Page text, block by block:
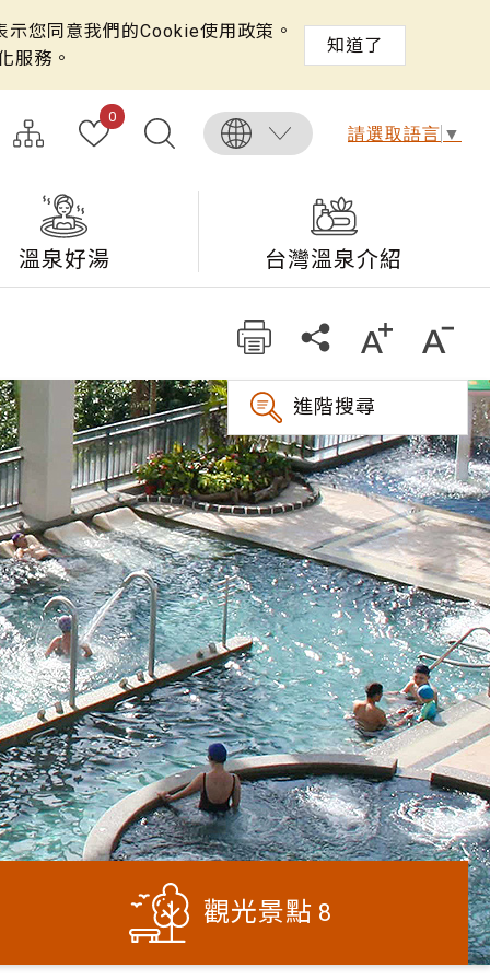
您同意我們的Cookie使用政策。
服務。
知道了
0
請選取語言 ▼
溫泉好湯 台灣溫泉介紹
進階搜尋
觀光景點 8